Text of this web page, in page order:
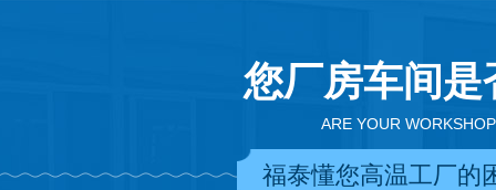
您厂房车间
ARE YOUR
福泰懂您高温工厂的